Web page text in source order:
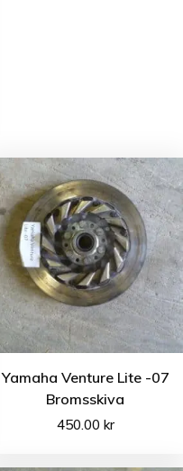
Yamaha Venture Lite -07
Bromsskiva
450.00 kr